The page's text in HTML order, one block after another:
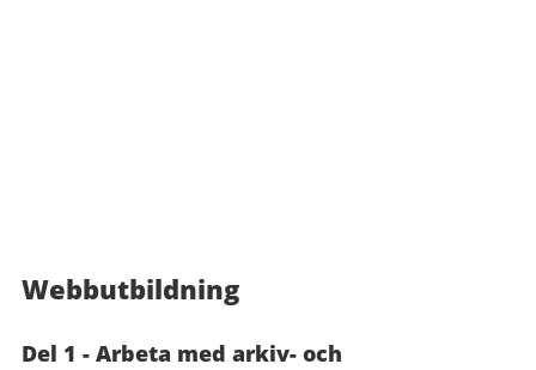
Webbutbildning
Del 1 - Arbeta med arkiv- och